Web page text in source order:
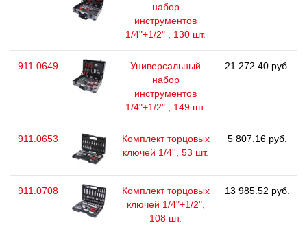
набор
инструментов
1/4"+1/2" , 130 шт.
911.0649
Универсальный
набор
инструментов
1/4"+1/2" , 149 шт.
21 272.40 руб.
911.0653
Комплект торцовых
ключей 1/4'', 53 шт.
5 807.16 руб.
911.0708
Комплект торцовых
ключей 1/4"+1/2",
108 шт.
13 985.52 руб.